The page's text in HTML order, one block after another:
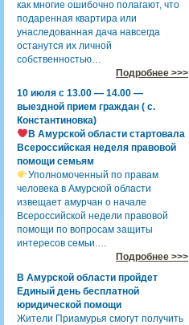
как многие ошибочно полагают, что
подаренная квартира или
унаследованная дача навсегда
останутся их личной
собственностью…
Подробнее >>>
10 июля с 13.00 — 14.00 —
выездной прием граждан ( с.
Константиновка)
В Амурской области стартовала
Всероссийская неделя правовой
помощи семьям
Уполномоченный по правам
человека в Амурской области
извещает амурчан о начале
Всероссийской недели правовой
помощи по вопросам защиты
интересов семьи.…
Подробнее >>>
В Амурской области пройдет
Единый день бесплатной
юридической помощи
Жители Приамурья смогут получить